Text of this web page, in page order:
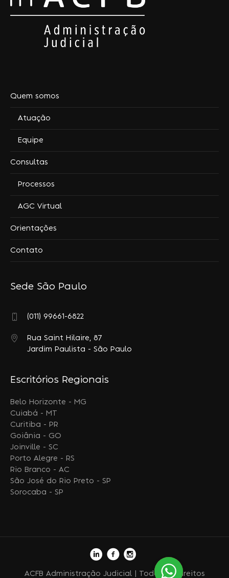
Quem somos
Atuação
Equipe
Consultas
Processos
AGC Virtual
Orientações
Contato
Sede São Paulo
(011) 99661-6822
Rua Saint Hilaire, 87
Jardim Paulista - São Paulo
Escritórios Regionais
Belo Horizonte - MG
Cuiabá - MT
Curitiba - PR
Goiânia - GO
Joinville - SC
Porto Alegre - RS
Rio Branco - AC
São José do Rio Preto - SP
Sorocaba - SP
ACFB Administração Judicial | Todos os direitos